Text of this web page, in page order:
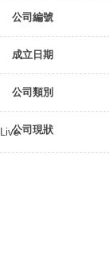
公司編號
成立日期
公司類別
公司現狀
Live